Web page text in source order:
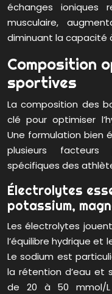
échanges ioniques
musculaire,
diminuant la capacité
Composition
sportives
La composition des
clé pour optimiser
Une formulation bien
plusieurs
spécifiques des
Électrolytes
potassium,
Les électrolytes
l’équilibre hydrique et
Le sodium est
la rétention d’eau et
de 20 à 50 mmol/